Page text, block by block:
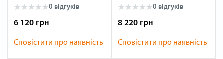
0 відгуків
6 120 грн
Сповістити про наявність
0 відгуків
8 220 грн
Сповістити про наявність